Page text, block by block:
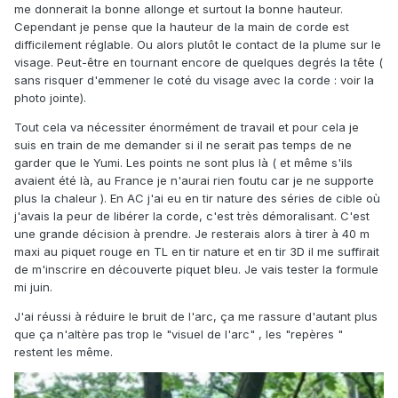
me donnerait la bonne allonge et surtout la bonne hauteur.
Cependant je pense que la hauteur de la main de corde est
difficilement réglable. Ou alors plutôt le contact de la plume sur le
visage. Peut-être en tournant encore de quelques degrés la tête (
sans risquer d'emmener le coté du visage avec la corde : voir la
photo jointe).
Tout cela va nécessiter énormément de travail et pour cela je
suis en train de me demander si il ne serait pas temps de ne
garder que le Yumi. Les points ne sont plus là ( et même s'ils
avaient été là, au France je n'aurai rien foutu car je ne supporte
plus la chaleur ). En AC j'ai eu en tir nature des séries de cible où
j'avais la peur de libérer la corde, c'est très démoralisant. C'est
une grande décision à prendre. Je resterais alors à tirer à 40 m
maxi au piquet rouge en TL en tir nature et en tir 3D il me suffirait
de m'inscrire en découverte piquet bleu. Je vais tester la formule
mi juin.
J'ai réussi à réduire le bruit de l'arc, ça me rassure d'autant plus
que ça n'altère pas trop le "visuel de l'arc" , les "repères "
restent les même.